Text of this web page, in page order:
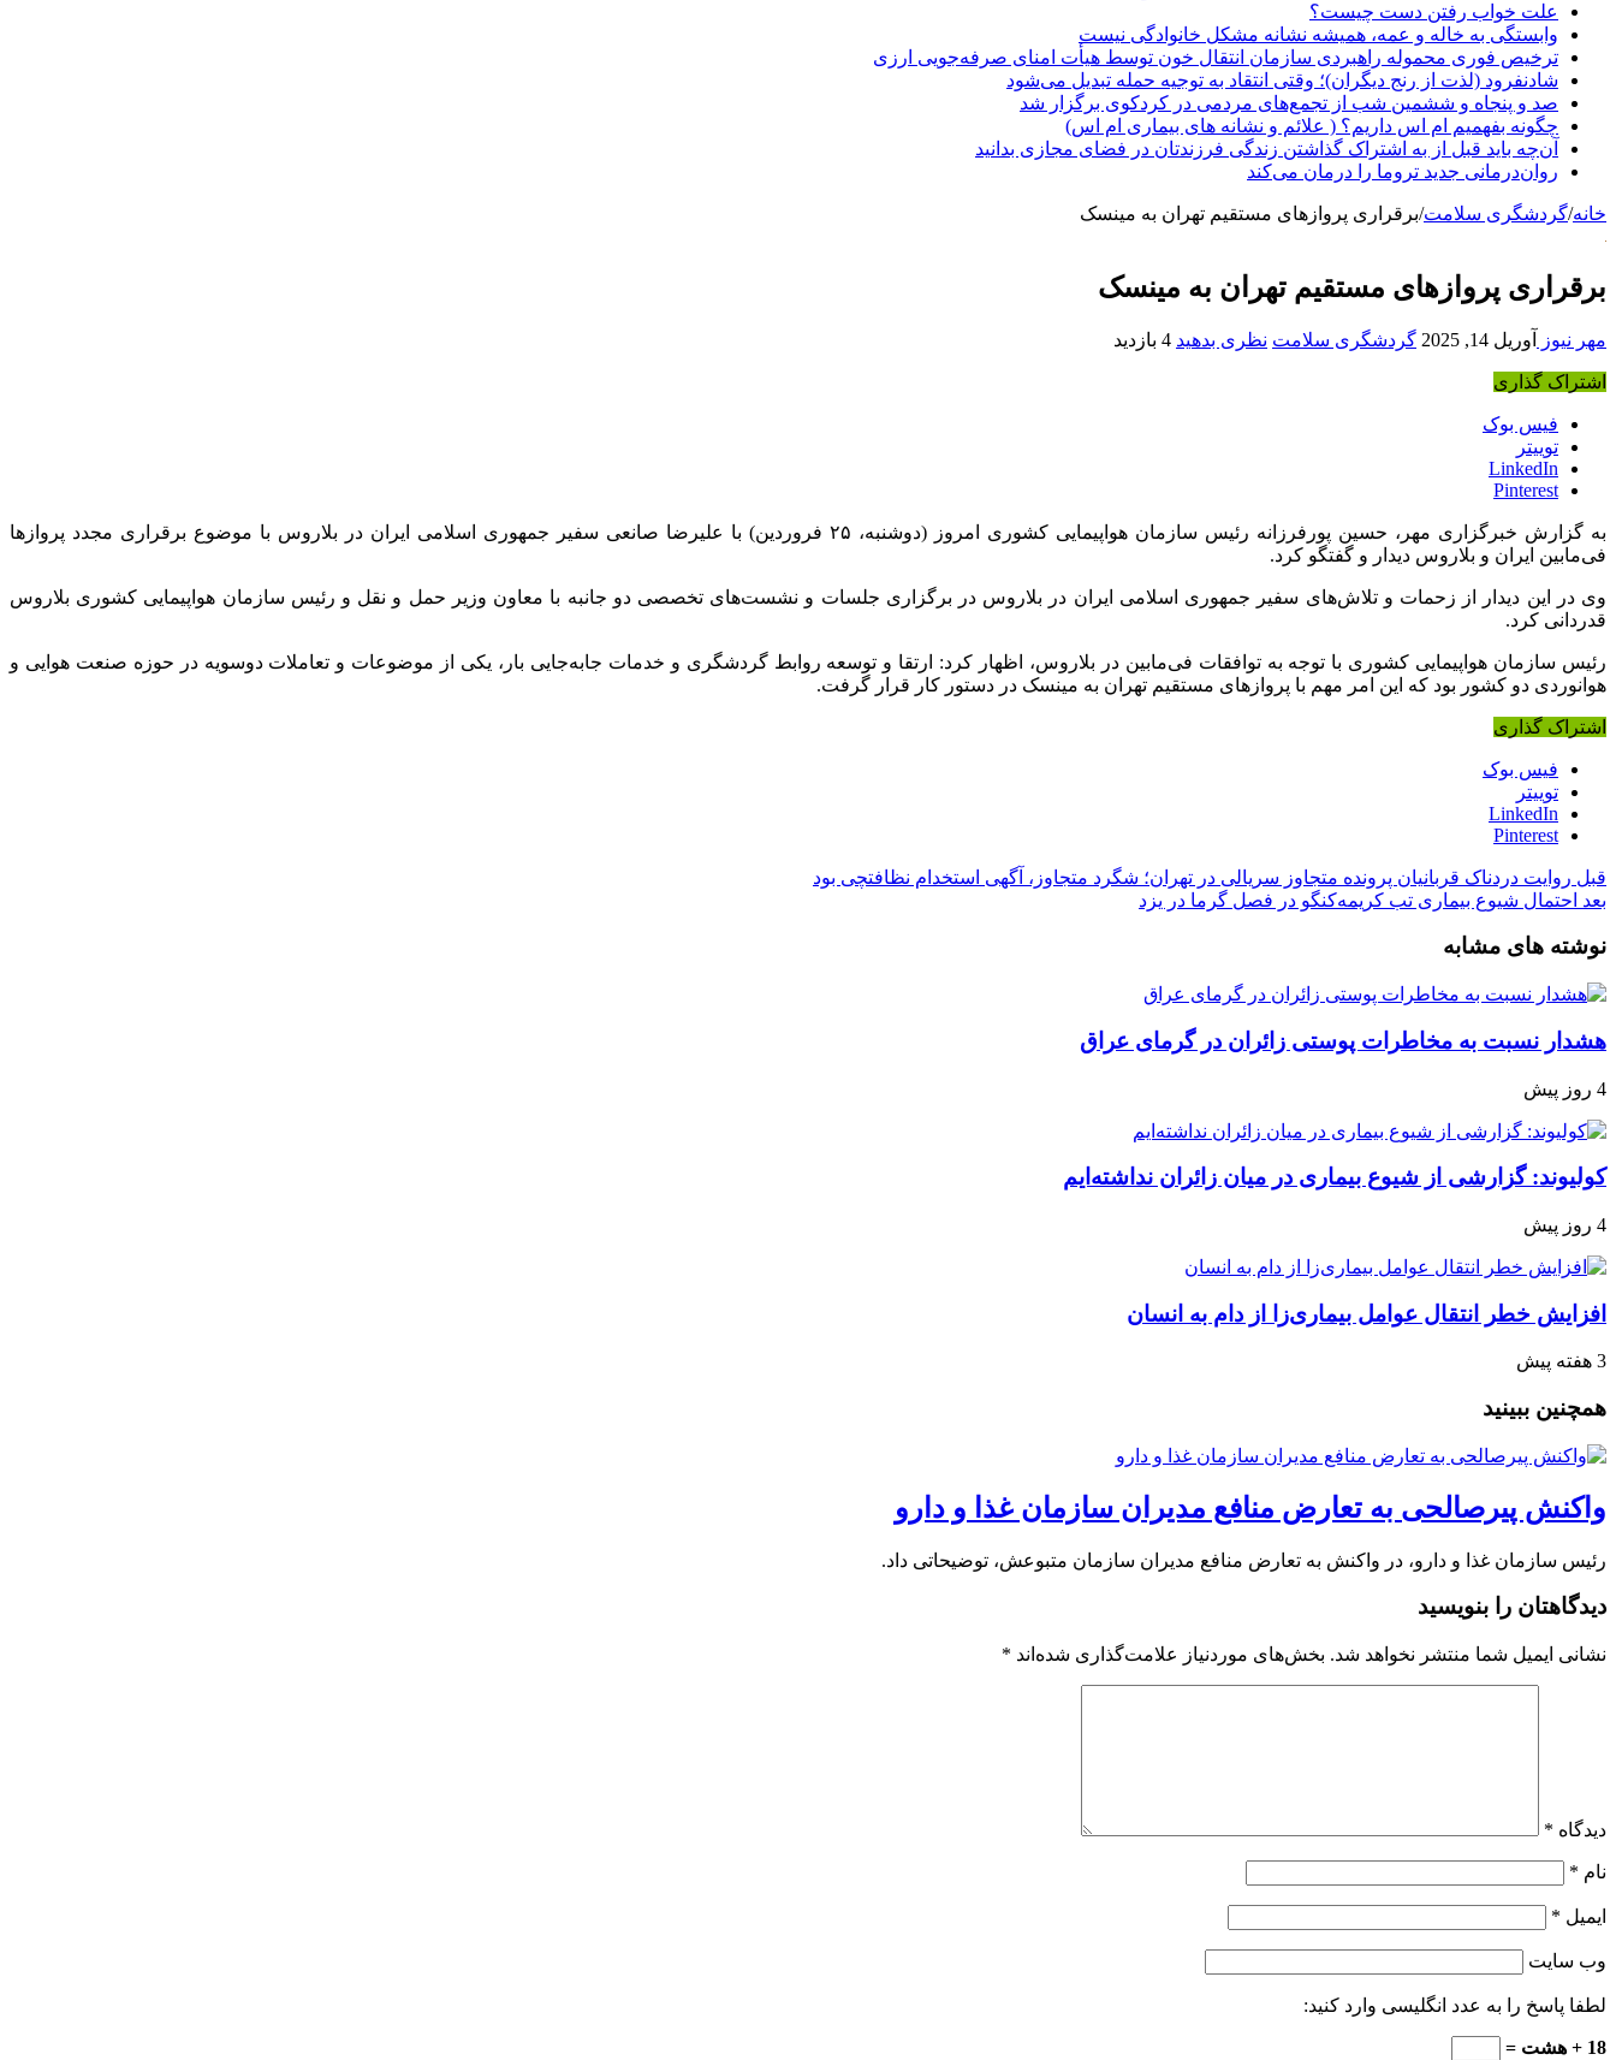
علت خواب رفتن دست چیست؟
وابستگی به خاله و عمه، همیشه نشانه مشکل خانوادگی نیست
ترخیص فوری محموله راهبردی سازمان انتقال خون توسط هیأت امنای صرفه‌جویی ارزی
شادنفرود (لذت از رنج دیگران)؛ وقتی انتقاد به توجیه حمله تبدیل می‌شود
صد و پنجاه‌ و ششمین شب از تجمع‌های مردمی در کردکوی برگزار شد
چگونه بفهمیم ام اس داریم؟ ( علائم و نشانه های بیماری ام اس)
آن‌چه باید قبل از به اشتراک گذاشتن زندگی فرزندتان در فضای مجازی بدانید
روان‌درمانی جدید تروما را درمان می‌کند
خانه/گردشگری سلامت/برقراری پروازهای مستقیم تهران به مینسک
برقراری پروازهای مستقیم تهران به مینسک
مهر نیوز آوریل 14, 2025 گردشگری سلامت نظری بدهید 4 بازدید
اشتراک گذاری
فیس بوک
توییتر
LinkedIn
Pinterest
به گزارش خبرگزاری مهر، حسین پورفرزانه
رئیس سازمان هواپیمایی کشوری امروز (دوشنبه، ۲۵ فروردین) با علیرضا صانعی سفیر جمهوری اسلامی ایران در بلاروس با موضوع برقراری مجدد پروازها
فی‌مابین ایران و بلاروس دیدار و گفتگو کرد.
وی در این دیدار از زحمات و تلاش‌های سفیر جمهوری اسلامی ایران در بلاروس در برگزاری جلسات و نشست‌های تخصصی دو جانبه با معاون وزیر حمل و نقل و رئیس سازمان هواپیمایی کشوری بلاروس
قدردانی کرد.
رئیس سازمان هواپیمایی کشوری با توجه به توافقات فی‌مابین در بلاروس، اظهار کرد: ارتقا و توسعه روابط گردشگری و خدمات جابه‌جایی بار، یکی از موضوعات و تعاملات دوسویه در حوزه صنعت هوایی و
هوانوردی دو کشور بود که این امر مهم با پروازهای مستقیم تهران به مینسک در دستور کار قرار گرفت.
اشتراک گذاری
فیس بوک
توییتر
LinkedIn
Pinterest
قبل روایت دردناک قربانیان پرونده متجاوز سریالی در تهران؛ شگرد متجاوز، آگهی استخدام نظافتچی بود
بعد احتمال شیوع بیماری تب کریمه‌کنگو در فصل گرما در یزد
نوشته های مشابه
هشدار نسبت به مخاطرات پوستی زائران در گرمای عراق
4 روز پیش
کولیوند: گزارشی از شیوع بیماری در میان زائران نداشته‌ایم
4 روز پیش
افزایش خطر انتقال عوامل بیماری‌زا از دام به انسان
3 هفته پیش
همچنین ببینید
واکنش پیرصالحی به تعارض منافع مدیران سازمان غذا و دارو
رئیس سازمان غذا و دارو، در واکنش به تعارض منافع مدیران سازمان متبوعش، توضیحاتی داد.
دیدگاهتان را بنویسید
نشانی ایمیل شما منتشر نخواهد شد. بخش‌های موردنیاز علامت‌گذاری شده‌اند *
دیدگاه *
نام *
ایمیل *
وب‌ سایت
لطفا پاسخ را به عدد انگلیسی وارد کنید:
18 + هشت =